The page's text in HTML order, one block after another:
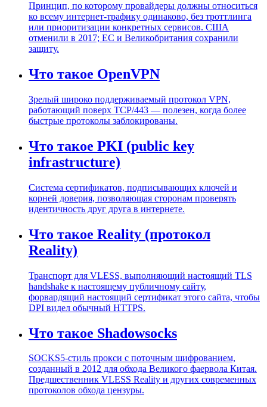
Принцип, по которому провайдеры должны относиться
ко всему интернет-трафику одинаково, без троттлинга
или приоритизации конкретных сервисов. США
отменили в 2017; ЕС и Великобритания сохранили
защиту.
Что такое OpenVPN
Зрелый широко поддерживаемый протокол VPN,
работающий поверх TCP/443 — полезен, когда более
быстрые протоколы заблокированы.
Что такое PKI (public key
infrastructure)
Система сертификатов, подписывающих ключей и
корней доверия, позволяющая сторонам проверять
идентичность друг друга в интернете.
Что такое Reality (протокол
Reality)
Транспорт для VLESS, выполняющий настоящий TLS
handshake к настоящему публичному сайту,
форвардящий настоящий сертификат этого сайта, чтобы
DPI видел обычный HTTPS.
Что такое Shadowsocks
SOCKS5-стиль прокси с поточным шифрованием,
созданный в 2012 для обхода Великого фаервола Китая.
Предшественник VLESS Reality и других современных
протоколов обхода цензуры.